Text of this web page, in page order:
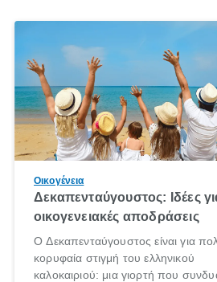
Οικογένεια
Δεκαπενταύγουστος: Ιδέες
οικογενειακές αποδράσεις
Ο Δεκαπενταύγουστος είναι για
κορυφαία στιγμή του ελληνικού
καλοκαιριού: μια γιορτή που